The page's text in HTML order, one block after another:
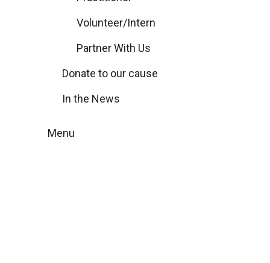
Volunteer/Intern
Partner With Us
Donate to our cause
In the News
Menu